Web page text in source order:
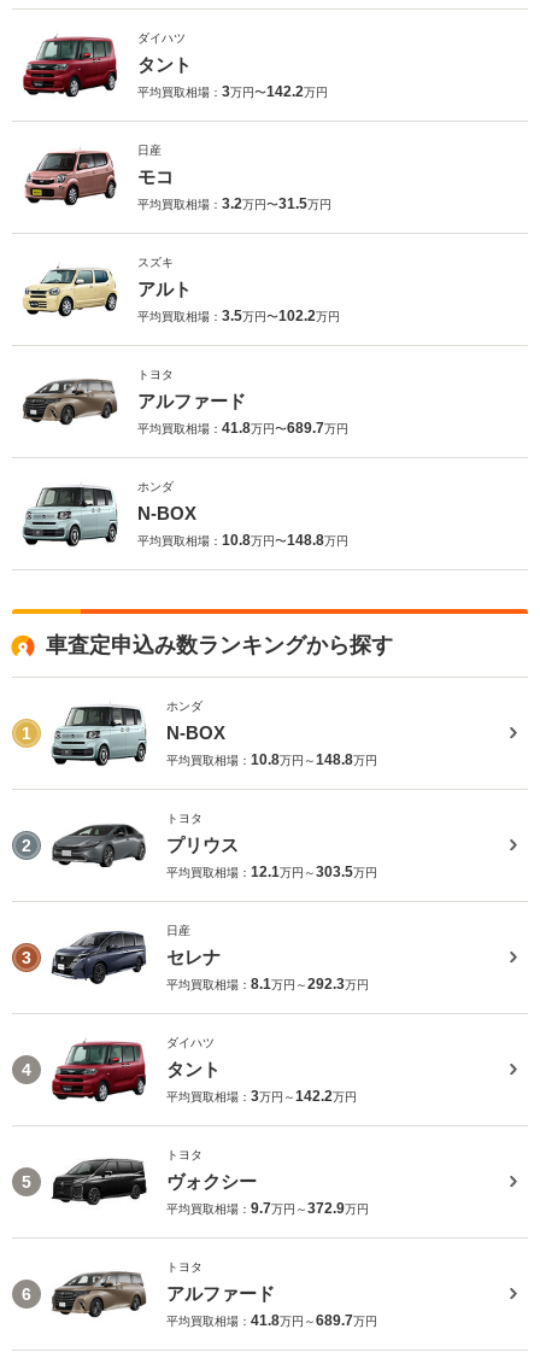
ダイハツ
タント
平均買取相場： 3万円〜142.2万円
日産
モコ
平均買取相場： 3.2万円〜31.5万円
スズキ
アルト
平均買取相場： 3.5万円〜102.2万円
トヨタ
アルファード
平均買取相場： 41.8万円〜689.7万円
ホンダ
N-BOX
平均買取相場： 10.8万円〜148.8万円
車査定申込み数ランキングから探す
1
ホンダ
N-BOX
平均買取相場： 10.8万円～148.8万円
2
トヨタ
プリウス
平均買取相場： 12.1万円～303.5万円
3
日産
セレナ
平均買取相場： 8.1万円～292.3万円
4
ダイハツ
タント
平均買取相場： 3万円～142.2万円
5
トヨタ
ヴォクシー
平均買取相場： 9.7万円～372.9万円
6
トヨタ
アルファード
平均買取相場： 41.8万円～689.7万円